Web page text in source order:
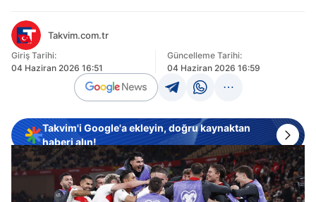
Takvim.com.tr
Giriş Tarihi:
04 Haziran 2026 16:51
Güncelleme Tarihi:
04 Haziran 2026 16:59
Takvim'i Google'a ekleyin, doğru kaynaktan
haberi alın!